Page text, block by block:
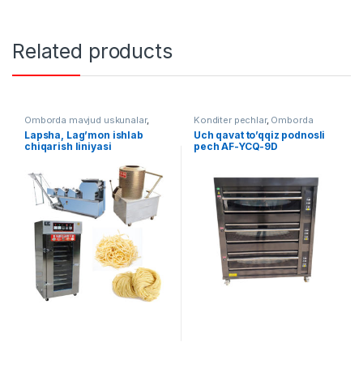
Related products
Omborda mavjud uskunalar,
Oziq ovqat
Lapsha, Lag’mon ishlab
chiqarish liniyasi
Konditer pechlar, Omborda
mavjud uskunalar , Oziq ovqat
Uch qavat to’qqiz podnosli
pech AF-YCQ-9D